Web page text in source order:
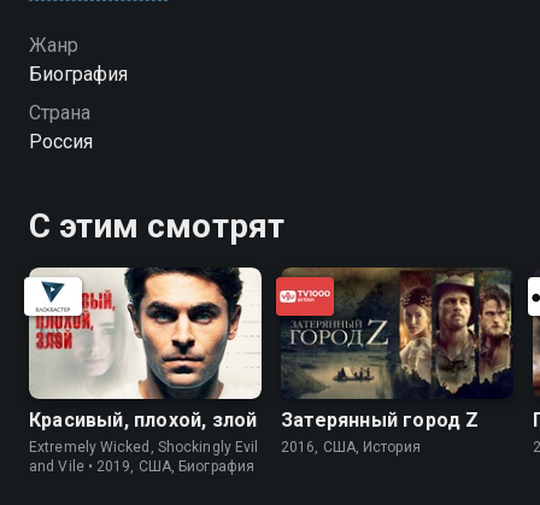
Жанр
Биография
Страна
Россия
С этим смотрят
Красивый, плохой, злой
Extremely Wicked, Shockingly Evil
and Vile • 2019, США, Биография
Затерянный город Z
2016, США, История